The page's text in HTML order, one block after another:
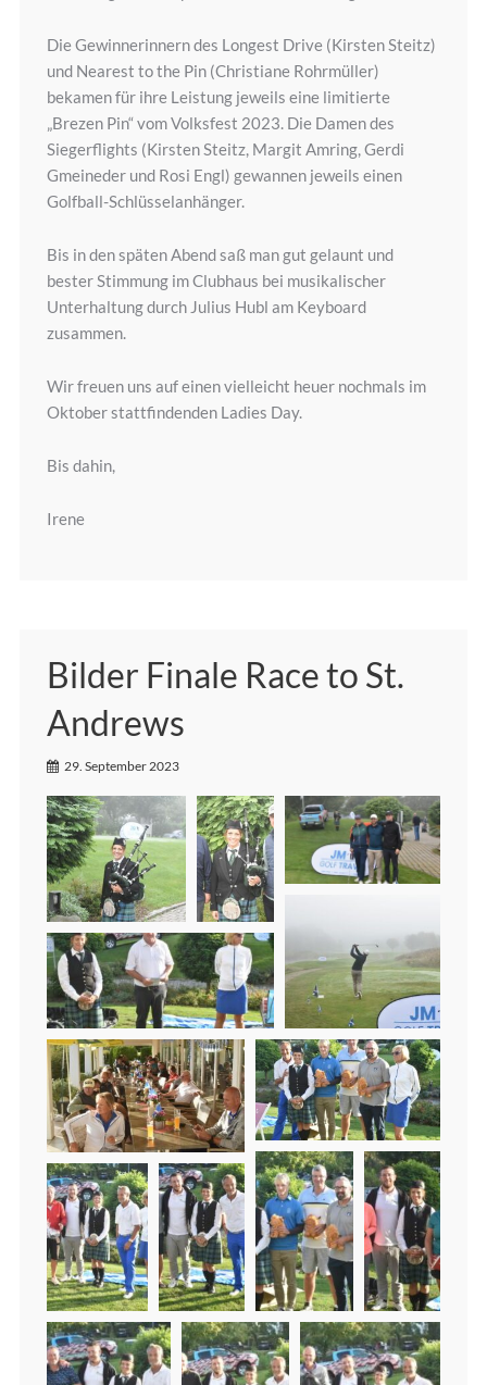
Die Gewinnerinnern des Longest Drive (Kirsten Steitz)
und Nearest to the Pin (Christiane Rohrmüller)
bekamen für ihre Leistung jeweils eine limitierte
„Brezen Pin“ vom Volksfest 2023. Die Damen des
Siegerflights (Kirsten Steitz, Margit Amring, Gerdi
Gmeineder und Rosi Engl) gewannen jeweils einen
Golfball-Schlüsselanhänger.
Bis in den späten Abend saß man gut gelaunt und
bester Stimmung im Clubhaus bei musikalischer
Unterhaltung durch Julius Hubl am Keyboard
zusammen.
Wir freuen uns auf einen vielleicht heuer nochmals im
Oktober stattfindenden Ladies Day.
Bis dahin,
Irene
Bilder Finale Race to St.
Andrews
29. September 2023